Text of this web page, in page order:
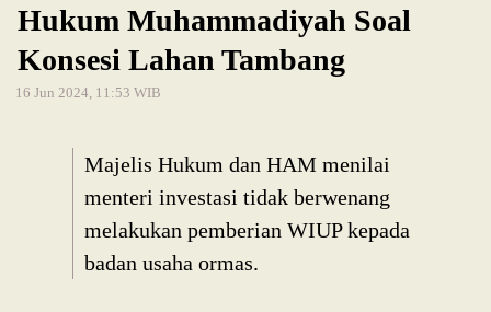
Hukum Muhammadiyah Soal
Konsesi Lahan Tambang
16 Jun 2024, 11:53 WIB
Majelis Hukum dan HAM menilai
menteri investasi tidak berwenang
melakukan pemberian WIUP kepada
badan usaha ormas.